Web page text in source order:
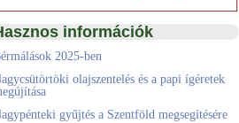
információk
2025-ben
olajszentelés és a papi ígéretek
gyűjtés a Szentföld megsegítésére